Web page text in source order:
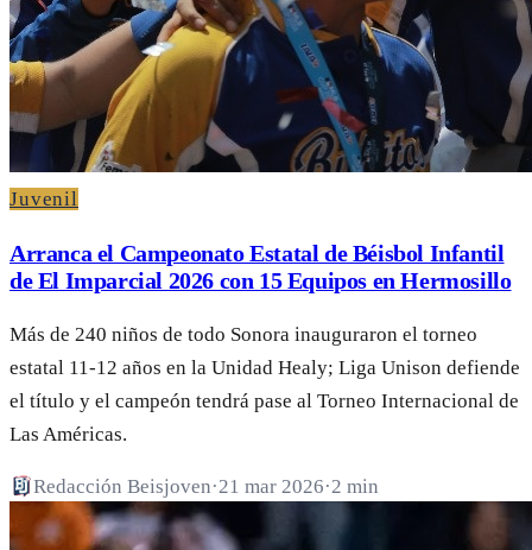
Juvenil
Arranca el Campeonato Estatal de Béisbol Infantil
de El Imparcial 2026 con 15 Equipos en Hermosillo
Más de 240 niños de todo Sonora inauguraron el torneo
estatal 11-12 años en la Unidad Healy; Liga Unison defiende
el título y el campeón tendrá pase al Torneo Internacional de
Las Américas.
Redacción Beisjoven·21 mar 2026·2 min